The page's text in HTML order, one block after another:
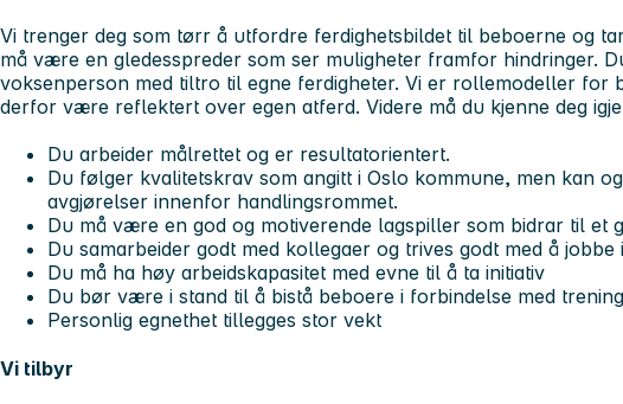
Vi trenger deg som tørr å utfordre ferdighetsbildet til beboerne og
må være en gledesspreder som ser muligheter framfor hindringer.
voksenperson med tiltro til egne ferdigheter. Vi er rollemodeller for
derfor være reflektert over egen atferd. Videre må du kjenne deg
Du arbeider målrettet og er resultatorientert.
Du følger kvalitetskrav som angitt i Oslo kommune, men kan
avgjørelser innenfor handlingsrommet.
Du må være en god og motiverende lagspiller som bidrar til et
Du samarbeider godt med kollegaer og trives godt med å jobbe
Du må ha høy arbeidskapasitet med evne til å ta initiativ
Du bør være i stand til å bistå beboere i forbindelse med
Personlig egnethet tillegges stor vekt
Vi tilbyr